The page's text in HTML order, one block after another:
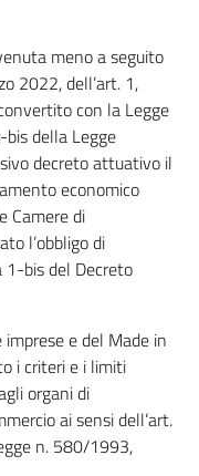
meno a seguito
2022, dell’art. 1,
con la Legge
della Legge
decreto attuativo il
economico
Camere di
l’obbligo di
1-bis del Decreto
e del Made in
i criteri e i limiti
organi di
ai sensi dell’art.
n. 580/1993,